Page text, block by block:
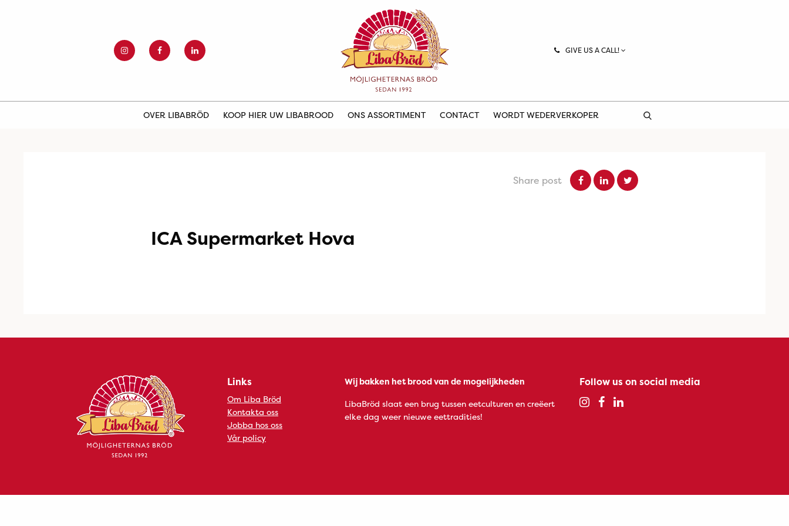
GIVE US A CALL!
OVER LIBABRÖD KOOP HIER UW LIBABROOD ONS ASSORTIMENT CONTACT WORDT WEDERVERKOPER
Share post
ICA Supermarket Hova
Links
Om Liba Bröd
Kontakta oss
Jobba hos oss
Vår policy
Wij bakken het brood van de mogelijkheden
LibaBröd slaat een brug tussen eetculturen en creëert
elke dag weer nieuwe eettradities!
Follow us on social media